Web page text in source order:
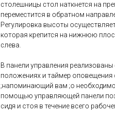
столешницы стол наткнется на
переместится в обратном
Регулировка высоты
которая крепится на нижнюю
слева.
В панели управления
положениях и таймер
;напоминающий вам ;о
помощью управляющей панели
сидя и стоя в течение всего